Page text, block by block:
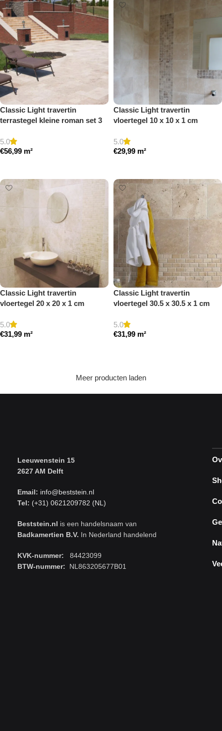
Classic Light travertin
terrastegel kleine roman set 3
5.0
€56,99 m²
Classic Light travertin
vloertegel 10 x 10 x 1 cm
5.0
€29,99 m²
Classic Light travertin
vloertegel 20 x 20 x 1 cm
5.0
€31,99 m²
Classic Light travertin
vloertegel 30.5 x 30.5 x 1 cm
5.0
€31,99 m²
Meer producten laden
Leeuwenstein 15
2627 AM Delft
Email: info@beststein.nl
Tel: (+31) 0621209782 (NL)
Beststein.nl is een handelsnaam van
Badkamertien B.V. In Nederland handelend
KVK-nummer: 84423099
BTW-nummer: NL863205677B01